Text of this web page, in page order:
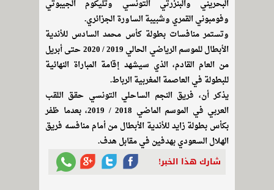
البحريني والبنزرتي التونسي وتليكوم الجيبوتي
وفومبوني القمري وشبيبة الساورة الجزائري.
وتستمر منافسات بطولة كأس محمد السادس للأندية
الأبطال للموسم الرياضي الحالي 2019 / 2020 حتى أبريل
من العام القادم، الذي سيشهد إقامة المباراة النهائية
للبطولة في العاصمة المغربية الرباط.
يذكر أن، فريق النجم الساحلي التونسي حقق اللقب
العربي في الموسم الماضي 2018 / 2019، بعدما ظفر
بكأس بطولة زايد للأندية الأبطال من أمام منافسه فريق
الهلال السعودي بهدفين في مقابل هدف.
شارك هذا الخبر!